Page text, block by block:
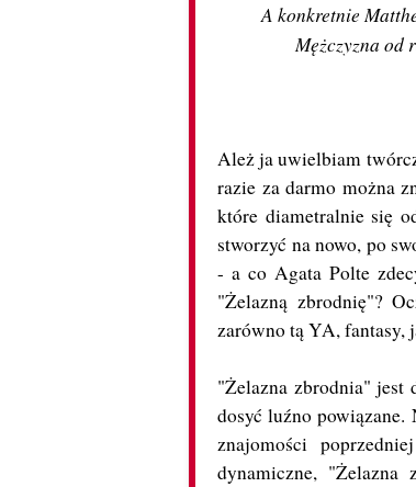
A konkretnie
Mężczyzna od
Ależ ja uwielbiam
razie za darmo można
które diametralnie się
stworzyć na nowo, po
- a co Agata Polte
"Żelazną zbrodnię"?
zarówno tą YA, fantasy,
"Żelazna zbrodnia" jest
dosyć luźno
znajomości
dynamiczne, "Żelazna